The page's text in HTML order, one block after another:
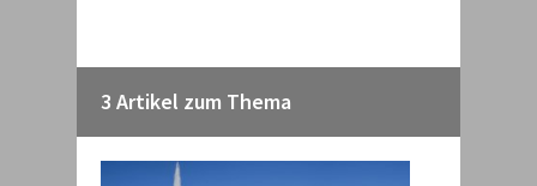
3 Artikel zum Thema